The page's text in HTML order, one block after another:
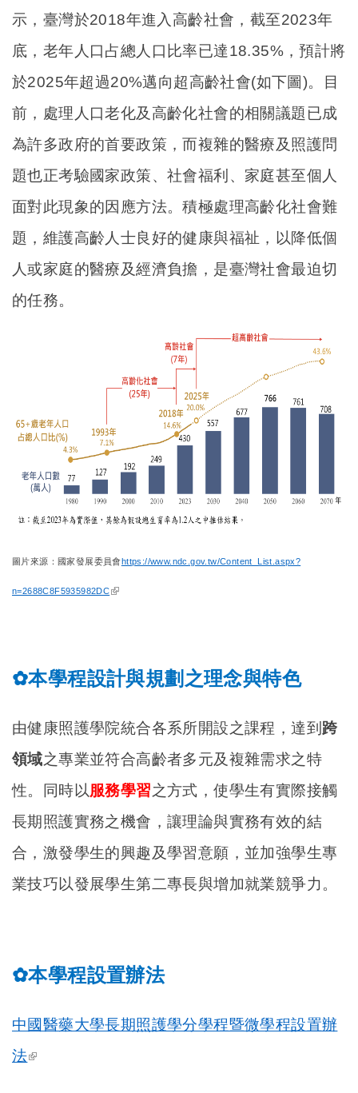
示，臺灣於2018年進入高齡社會，截至2023年
底，老年人口占總人口比率已達18.35%，預計將
於2025年超過20%邁向超高齡社會(如下圖)。目
前，處理人口老化及高齡化社會的相關議題已成
為許多政府的首要政策，而複雜的醫療及照護問
題也正考驗國家政策、社會福利、家庭甚至個人
面對此現象的因應方法。積極處理高齡化社會難
題，維護高齡人士良好的健康與福祉，以降低個
人或家庭的醫療及經濟負擔，是臺灣社會最迫切
的任務。
圖片來源：國家發展委員會https://www.ndc.gov.tw/Content_List.aspx?
n=2688C8F5935982DC
✿本學程設計與規劃之理念與特色
由健康照護學院統合各系所開設之課程，達到 跨
領域之專業並符合高齡者多元及複雜需求之特
性。同時以服務學習之方式，使學生有實際接觸
長期照護實務之機會，讓理論與實務有效的結
合，激發學生的興趣及學習意願，並加強學生專
業技巧以發展學生第二專長與增加就業競爭力。
✿本學程設置辦法
中國醫藥大學長期照護學分學程暨微學程設置辦
法(link is external)